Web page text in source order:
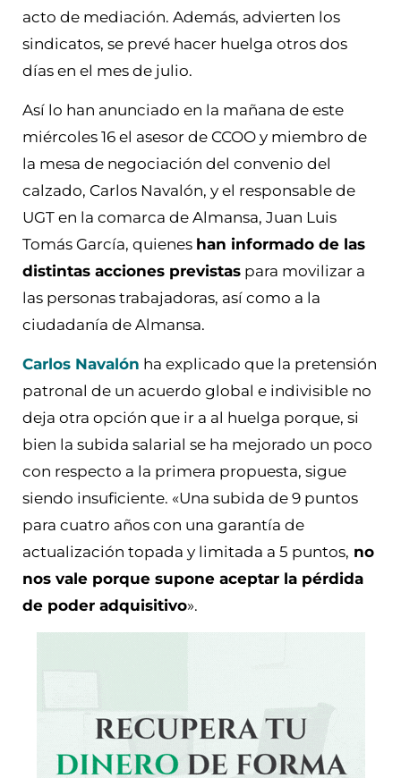
acto de mediación. Además, advierten los
sindicatos, se prevé hacer huelga otros dos
días en el mes de julio.
Así lo han anunciado en la mañana de este
miércoles 16 el asesor de CCOO y miembro de
la mesa de negociación del convenio del
calzado, Carlos Navalón, y el responsable de
UGT en la comarca de Almansa, Juan Luis
Tomás García, quienes han informado de las
distintas acciones previstas para movilizar a
las personas trabajadoras, así como a la
ciudadanía de Almansa.
Carlos Navalón ha explicado que la pretensión
patronal de un acuerdo global e indivisible no
deja otra opción que ir a al huelga porque, si
bien la subida salarial se ha mejorado un poco
con respecto a la primera propuesta, sigue
siendo insuficiente. «Una subida de 9 puntos
para cuatro años con una garantía de
actualización topada y limitada a 5 puntos, no
nos vale porque supone aceptar la pérdida
de poder adquisitivo».